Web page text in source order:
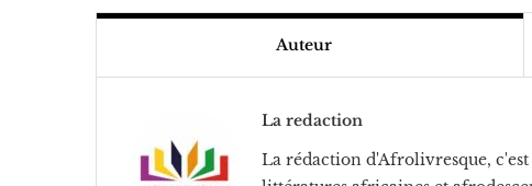
Auteur
La redaction
La rédaction d'Afrolivresque,